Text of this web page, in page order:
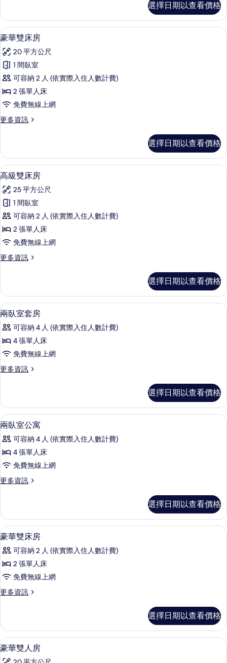
相
片
公
寓
的
情
選擇日期以查看價格
顯
示
豪
華
雙
床
的
有
相
片
豪華雙床房 | 書桌、筆電工作空間、
13
豪華雙床房
20 平方公尺
1 間臥室
可容納 2 人 (依實際入住人數計費)
2 張單人床
免費無線上網
更多資訊
更
雙
床
房
詳
情
選擇日期以查看價格
顯
示
高
級
雙
床
的
有
相
片
高級雙床房 | 書桌、筆電工作空間、
14
高級雙床房
25 平方公尺
1 間臥室
可容納 2 人 (依實際入住人數計費)
2 張單人床
免費無線上網
更多資訊
更
雙
床
房
詳
情
選擇日期以查看價格
顯
示
兩
臥
套
的
所
有
相
片
書桌、筆電工作空間、隔音、免費無線
21
兩臥室套房
可容納 4 人 (依實際入住人數計費)
4 張單人床
免費無線上網
更多資訊
更
室
套
房
詳
情
選擇日期以查看價格
顯
示
兩
臥
公
的
所
有
相
片
書桌、筆電工作空間、隔音、免費無線
21
兩臥室公寓
可容納 4 人 (依實際入住人數計費)
4 張單人床
免費無線上網
更多資訊
更
室
公
寓
詳
情
選擇日期以查看價格
顯
示
豪
華
床
的
所
有
書桌、筆電工作空間、隔音、免費無線
15
豪華雙床房
可容納 2 人 (依實際入住人數計費)
2 張單人床
免費無線上網
更多資訊
更
雙
床
房
選擇日期以查看價格
顯
示
豪華雙人房 | 書桌、筆電工作空間、
12
豪華雙人房